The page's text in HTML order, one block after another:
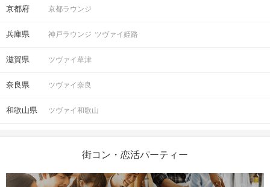
ご来場ください。
額のキャンセル料が発生します。
掲載開始日：2025/5/15
京都府 京都ラウンジ
兵庫県 神戸ラウンジ ツヴァイ姫路
滋賀県 ツヴァイ草津
奈良県 ツヴァイ奈良
和歌山県 ツヴァイ和歌山
街コン・恋活パーティー